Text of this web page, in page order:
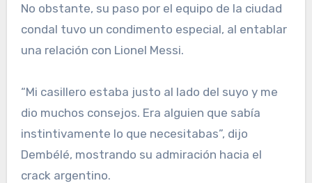
No obstante, su paso por el equipo de la ciudad
condal tuvo un condimento especial, al entablar
una relación con Lionel Messi.
“Mi casillero estaba justo al lado del suyo y me
dio muchos consejos. Era alguien que sabía
instintivamente lo que necesitabas”, dijo
Dembélé, mostrando su admiración hacia el
crack argentino.